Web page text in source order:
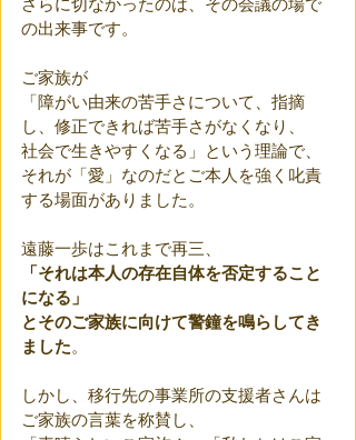
さらに切なかったのは、その会議の場で
の出来事です。
ご家族が
「障がい由来の苦手さについて、指摘
し、修正できれば苦手さがなくなり、
社会で生きやすくなる」という理論で、
それが「愛」なのだとご本人を強く叱責
する場面がありました。
遠藤一歩はこれまで再三、
「それは本人の存在自体を否定すること
になる」
とそのご家族に向けて警鐘を鳴らしてき
ました。
しかし、移行先の事業所の支援者さんは
ご家族の言葉を称賛し、